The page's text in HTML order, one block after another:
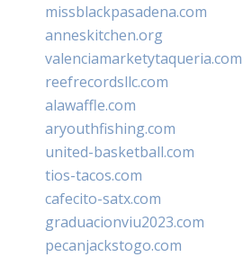
missblackpasadena.com
anneskitchen.org
valenciamarketytaqueria.com
reefrecordsllc.com
alawaffle.com
aryouthfishing.com
united-basketball.com
tios-tacos.com
cafecito-satx.com
graduacionviu2023.com
pecanjackstogo.com